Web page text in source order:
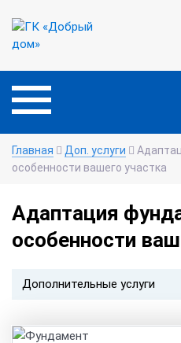
Главная Доп. услуги
особенности вашего участка
Адаптация
особенности
Дополнительные услуги